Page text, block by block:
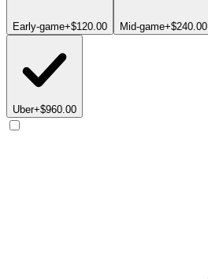
Early-game+$120.00 Mid-game+$240.00
Uber+$960.00